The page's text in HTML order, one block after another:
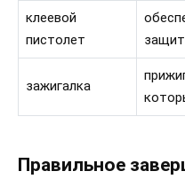
клеевой
пистолет
зажигалка
Правильное